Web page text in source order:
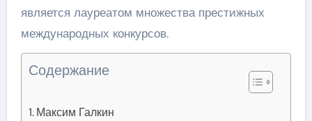
является лауреатом множества престижных
международных конкурсов.
Содержание
Максим Галкин